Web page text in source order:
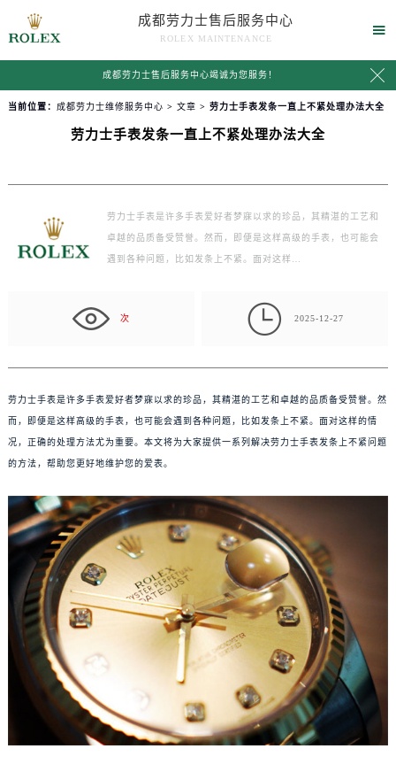
成都劳力士售后服务中心
ROLEX MAINTENANCE

成都劳力士售后服务中心竭诚为您服务！ 
当前位置： 成都劳力士维修服务中心 > 文章 > 劳力士手表发条一直上不紧处理办法大全
劳力士手表发条一直上不紧处理办法大全
劳力士手表是许多手表爱好者梦寐以求的珍品，其精湛的工艺和
卓越的品质备受赞誉。然而，即便是这样高级的手表，也可能会
遇到各种问题，比如发条上不紧。面对这样…
次  2025-12-27
劳力士手表是许多手表爱好者梦寐以求的珍品，其精湛的工艺和卓越的品质备受赞誉。然
而，即便是这样高级的手表，也可能会遇到各种问题，比如发条上不紧。面对这样的情
况，正确的处理方法尤为重要。本文将为大家提供一系列解决劳力士手表发条上不紧问题
的方法，帮助您更好地维护您的爱表。